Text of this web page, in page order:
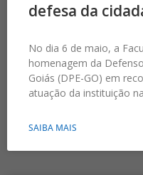
defesa da
No dia 6 de maio, a
homenagem da
Goiás (DPE-GO) em
atuação da instituição
SAIBA MAIS